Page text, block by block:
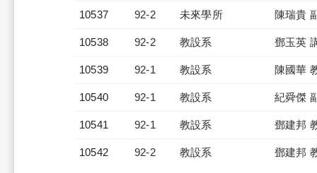
10537 92-2 未來學所 陳瑞貴
10538 92-2 教設系 鄧玉英
10539 92-1 教設系 陳國華
10540 92-1 教設系 紀舜傑
10541 92-1 教設系 鄧建邦
10542 92-2 教設系 鄧建邦